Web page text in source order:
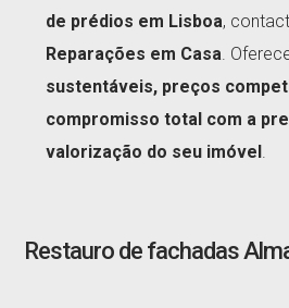
de prédios em Lisboa,
Reparações em Casa .
sustentáveis, preços
compromisso total com a
valorização do seu imóvel
Restauro de fachadas